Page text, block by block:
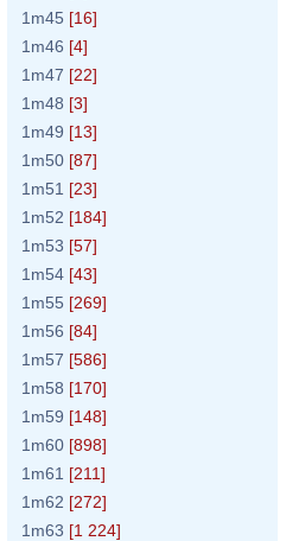
1m45 [16]
1m46 [4]
1m47 [22]
1m48 [3]
1m49 [13]
1m50 [87]
1m51 [23]
1m52 [184]
1m53 [57]
1m54 [43]
1m55 [269]
1m56 [84]
1m57 [586]
1m58 [170]
1m59 [148]
1m60 [898]
1m61 [211]
1m62 [272]
1m63 [1 224]